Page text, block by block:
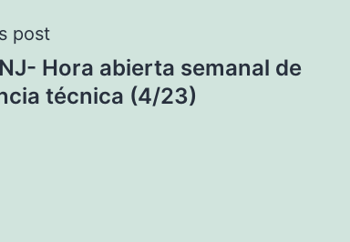
post
Hora abierta semanal de
técnica (4/23)